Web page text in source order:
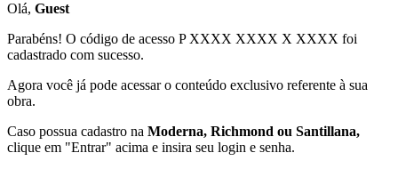
Olá, Guest
Parabéns! O código de acesso P XXXX XXXX X XXXX foi
cadastrado com sucesso.
Agora você já pode acessar o conteúdo exclusivo referente à sua
obra.
Caso possua cadastro na Moderna, Richmond ou Santillana,
clique em "Entrar" acima e insira seu login e senha.